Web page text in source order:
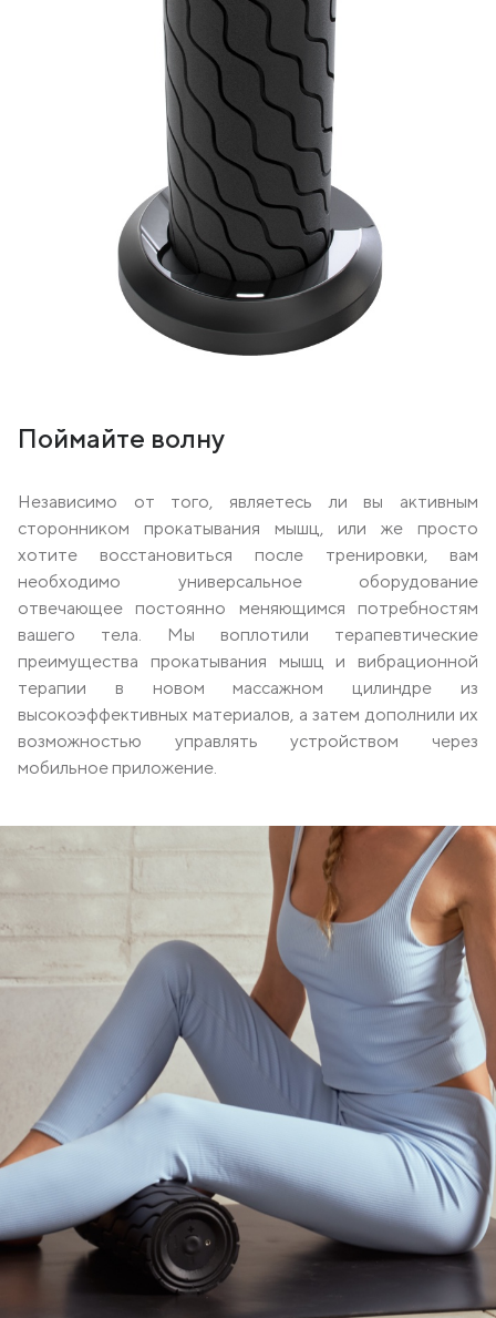
Поймайте волну
Независимо от того, являетесь ли вы активным
сторонником прокатывания мышц, или же просто
хотите восстановиться после тренировки, вам
необходимо универсальное оборудование
отвечающее постоянно меняющимся потребностям
вашего тела. Мы воплотили терапевтические
преимущества прокатывания мышц и вибрационной
терапии в новом массажном цилиндре из
высокоэффективных материалов, а затем дополнили их
возможностью управлять устройством через
мобильное приложение.